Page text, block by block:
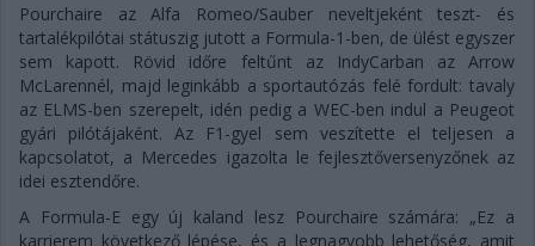
Pourchaire az Alfa Romeo/Sauber neveltjeként teszt- és
tartalékpilótai státuszig jutott a Formula-1-ben, de ülést egyszer
sem kapott. Rövid időre feltűnt az IndyCarban az Arrow
McLarennél, majd leginkább a sportautózás felé fordult: tavaly
az ELMS-ben szerepelt, idén pedig a WEC-ben indul a Peugeot
gyári pilótájaként. Az F1-gyel sem veszítette el teljesen a
kapcsolatot, a Mercedes igazolta le fejlesztőversenyzőnek az
idei esztendőre.
A Formula-E egy új kaland lesz Pourchaire számára: „Ez a
karrierem következő lépése, és a legnagyobb lehetőség, amit